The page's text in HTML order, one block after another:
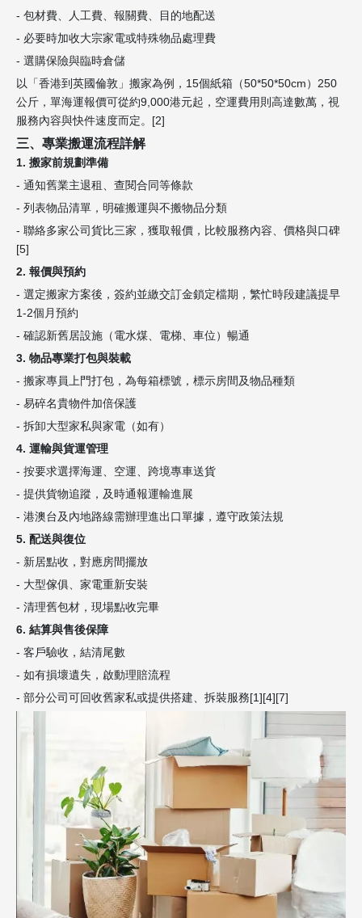
- 包材費、人工費、報關費、目的地配送
- 必要時加收大宗家電或特殊物品處理費
- 選購保險與臨時倉儲
以「香港到英國倫敦」搬家為例，15個紙箱（50*50*50cm）250
公斤，單海運報價可從約9,000港元起，空運費用則高達數萬，視
服務內容與快件速度而定。[2]
三、專業搬運流程詳解
1. 搬家前規劃準備
- 通知舊業主退租、查閱合同等條款
- 列表物品清單，明確搬運與不搬物品分類
- 聯絡多家公司貨比三家，獲取報價，比較服務內容、價格與口碑
[5]
2. 報價與預約
- 選定搬家方案後，簽約並繳交訂金鎖定檔期，繁忙時段建議提早
1-2個月預約
- 確認新舊居設施（電水煤、電梯、車位）暢通
3. 物品專業打包與裝載
- 搬家專員上門打包，為每箱標號，標示房間及物品種類
- 易碎名貴物件加倍保護
- 拆卸大型家私與家電（如有）
4. 運輸與貨運管理
- 按要求選擇海運、空運、跨境專車送貨
- 提供貨物追蹤，及時通報運輸進展
- 港澳台及內地路線需辦理進出口單據，遵守政策法規
5. 配送與復位
- 新居點收，對應房間擺放
- 大型傢俱、家電重新安裝
- 清理舊包材，現場點收完畢
6. 結算與售後保障
- 客戶驗收，結清尾數
- 如有損壞遺失，啟動理賠流程
- 部分公司可回收舊家私或提供搭建、拆裝服務[1][4][7]